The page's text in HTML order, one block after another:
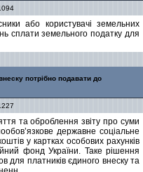
або користувачі земельних
сплати земельного податку для
потрібно подавати до
та оброблення звіту про суми
державне соціальне
у картках особових рахунків
фонд України. Таке рішення
для платників єдиного внеску та